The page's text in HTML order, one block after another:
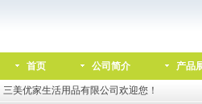
首页 公司简介 产品
三美优家生活用品有限公司欢迎您！